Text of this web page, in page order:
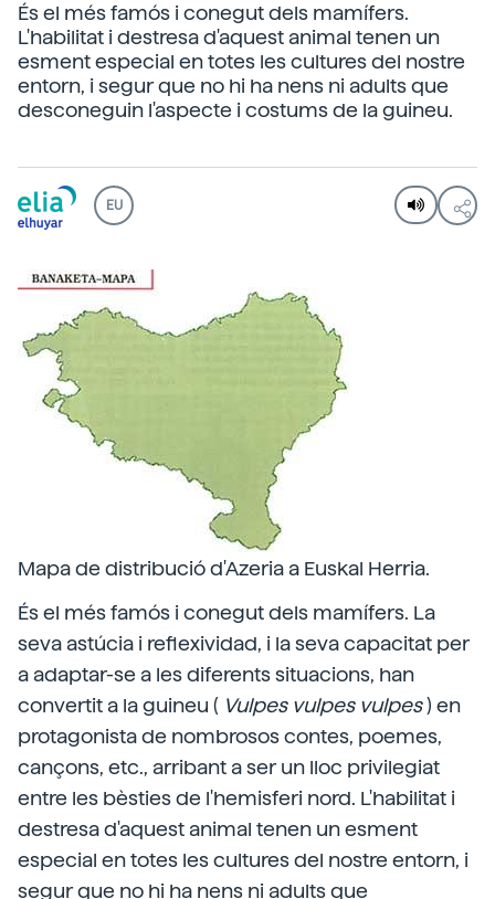
És el més famós i conegut dels mamífers.
L'habilitat i destresa d'aquest animal tenen un
esment especial en totes les cultures del nostre
entorn, i segur que no hi ha nens ni adults que
desconeguin l'aspecte i costums de la guineu.
EU
Mapa de distribució d'Azeria a Euskal Herria.
És el més famós i conegut dels mamífers. La
seva astúcia i reflexividad, i la seva capacitat per
a adaptar-se a les diferents situacions, han
convertit a la guineu ( Vulpes vulpes vulpes) en
protagonista de nombrosos contes, poemes,
cançons, etc., arribant a ser un lloc privilegiat
entre les bèsties de l'hemisferi nord. L'habilitat i
destresa d'aquest animal tenen un esment
especial en totes les cultures del nostre entorn, i
segur que no hi ha nens ni adults que